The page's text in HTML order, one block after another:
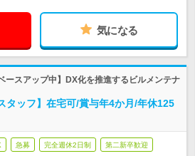
気になる
ースアップ中】DX化を推進するビルメンテナ
タッフ】在宅可/賞与年4か月/年休125
急募 完全週休2日制 第二新卒歓迎